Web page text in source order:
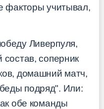
факторы учитывал,
Ливерпуля,
соперник
домашний матч,
подряд". Или:
обе команды